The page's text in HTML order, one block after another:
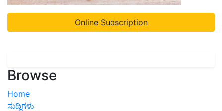
Online Subscription
Browse
Home
ಸುದ್ದಿಗಳು